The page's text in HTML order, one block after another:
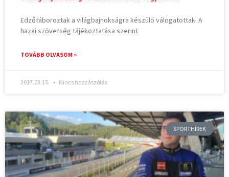
Edzőtáboroztak a világbajnokságra készülő válogatottak. A
hazai szövetség tájékoztatása szerint
TOVÁBB OLVASOM »
2017.03.15. Nincs hozzászólás
SPORTHÍREK